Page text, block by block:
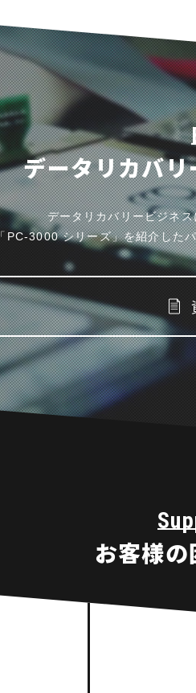
データリカバリ
データリカバリービジネ
「PC-3000 シリーズ」を紹介した
お客様の